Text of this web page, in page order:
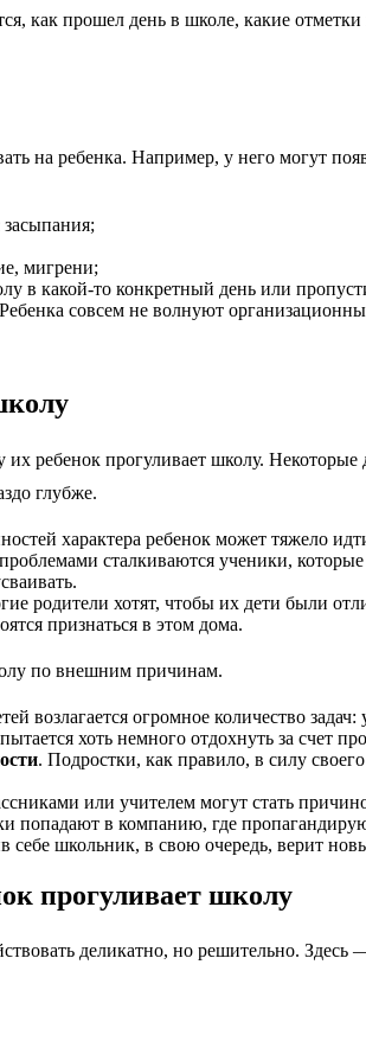
как прошел день в школе, какие
на ребенка. Например, у него могут
мигрени;
в какой-то конкретный день или
совсем не волнуют
ребенок прогуливает школу.
глубже.
характера ребенок может тяжело
сталкиваются ученики,
родители хотят, чтобы их дети были
признаться в этом дома.
по внешним причинам.
возлагается огромное количество
хоть немного отдохнуть за счет
. Подростки, как правило, в силу
или учителем могут стать
попадают в компанию, где
себе школьник, в свою очередь, верит
прогуливает школу
деликатно, но решительно.